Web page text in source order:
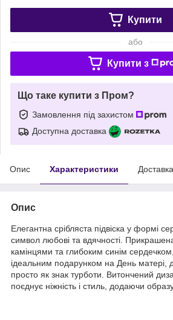
Купити
або
Купити з
Що таке купити з Пром?
Замовлення під захистом
Доступна доставка
Опис Характеристики Доставка
Опис
Елегантна срібляста підвіска у формі
символ любові та вдячності.
камінцями та глибоким синім
ідеальним подарунком на День матері,
просто як знак турботи. Витончений
поєднує ніжність і стиль, додаючи